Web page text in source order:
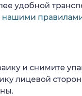
удобной
нашими
и снимите
лицевой